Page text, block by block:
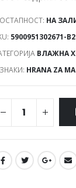
НА
5900951302671-B2
ВЛАЖНА
HRANA ZA